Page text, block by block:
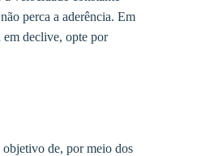
perca a aderência. Em
em declive, opte por
de, por meio dos